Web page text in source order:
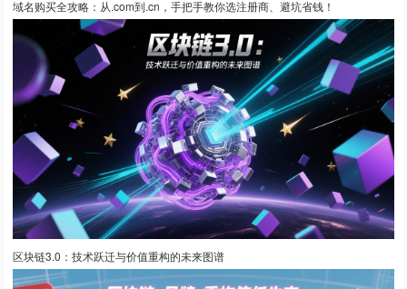
域名购买全攻略：从.com到.cn，手把手教你选注册商、避坑省钱！
区块链3.0：技术跃迁与价值重构的未来图谱